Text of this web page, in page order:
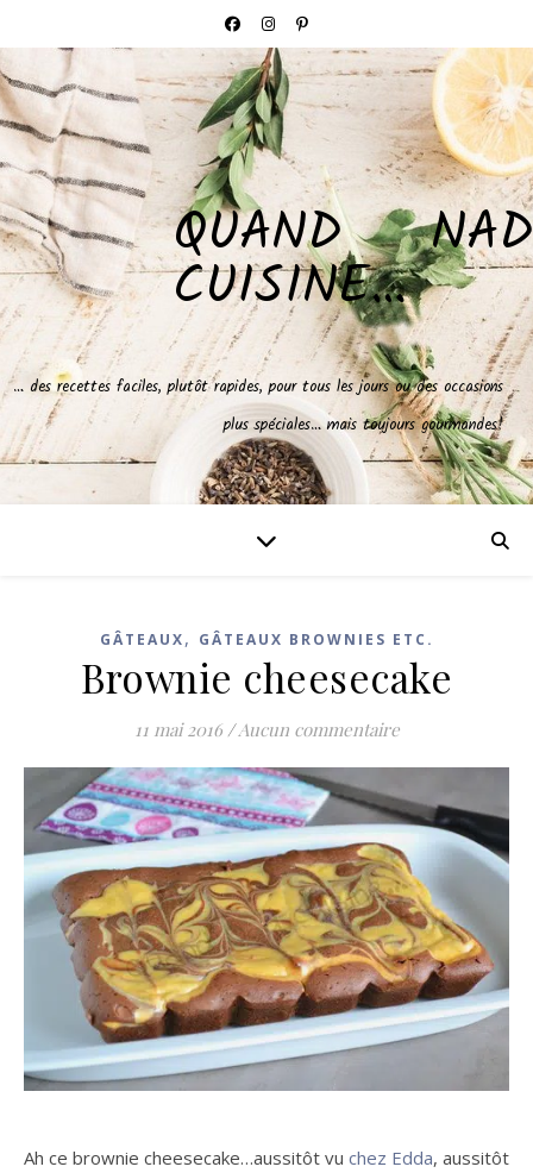
QUAND NAD
CUISINE…
… des recettes faciles, plutôt rapides, pour tous les jours ou des occasions
plus spéciales… mais toujours gourmandes!
GÂTEAUX, GÂTEAUX BROWNIES ETC.
Brownie cheesecake
11 mai 2016 /Aucun commentaire
Ah ce brownie cheesecake…aussitôt vu chez Edda, aussitôt